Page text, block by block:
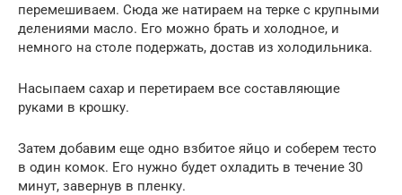
перемешиваем. Сюда же натираем на терке с крупными
делениями масло. Его можно брать и холодное, и
немного на столе подержать, достав из холодильника.
Насыпаем сахар и перетираем все составляющие
руками в крошку.
Затем добавим еще одно взбитое яйцо и соберем тесто
в один комок. Его нужно будет охладить в течение 30
минут, завернув в пленку.